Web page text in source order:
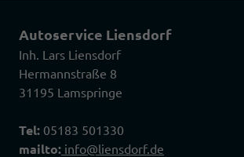
Autoservice Liensdorf
Inh. Lars Liensdorf
Hermannstraße 8
31195 Lamspringe
Tel: 05183 501330
mailto: info@liensdorf.de